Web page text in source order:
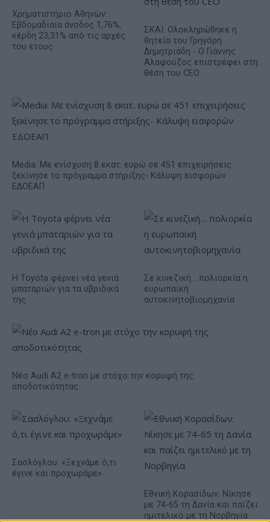
Χρηματιστήριο Αθηνών:
Εβδομαδιαία άνοδος 1,76%,
κέρδη 23,31% από τις αρχές
του έτους
ΣΚΑΪ: Ολοκληρώθηκε η
θητεία του Γρηγόρη
Δημητριάδη - Ο Γιάννης
Αλαφούζος επιστρέφει στη
θέση του CEO
Media: Με ενίσχυση 8 εκατ. ευρώ σε 451 επιχειρήσεις
ξεκίνησε το πρόγραμμα στήριξης- Κάλυψη εισφορών
ΕΔΟΕΑΠ
Η Toyota φέρνει νέα γενιά
μπαταριών για τα υβριδικά
της
Σε κινεζική… πολιορκία η
ευρωπαϊκή
αυτοκινητοβιομηχανία
Νέο Audi A2 e-tron με στόχο την κορυφή της
αποδοτικότητας
Σασλόγλου: «Ξεχνάμε ό,τι
έγινε και προχωράμε»
Εθνική Κορασίδων: Νίκησε
με 74-65 τη Δανία και παίζει
ημιτελικό με τη Νορβηγία